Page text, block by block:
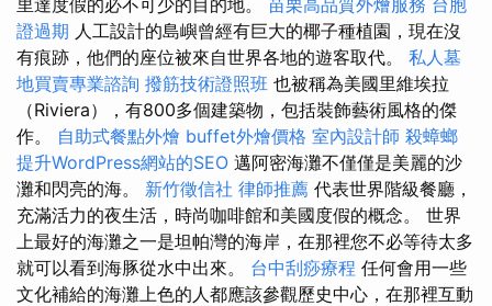
里達度假的必不可少的目的地。 苗栗高品質外燴服務 台胞
證過期 人工設計的島嶼曾經有巨大的椰子種植園，現在沒
有痕跡，他們的座位被來自世界各地的遊客取代。 私人墓
地買賣專業諮詢 撥筋技術證照班 也被稱為美國里維埃拉
（Riviera），有800多個建築物，包括裝飾藝術風格的傑
作。 自助式餐點外燴 buffet外燴價格 室內設計師 殺蟑螂
提升WordPress網站的SEO 邁阿密海灘不僅僅是美麗的沙
灘和閃亮的海。 新竹徵信社 律師推薦 代表世界階級餐廳，
充滿活力的夜生活，時尚咖啡館和美國度假的概念。 世界
上最好的海灘之一是坦帕灣的海岸，在那裡您不必等待太多
就可以看到海豚從水中出來。 台中刮痧療程 任何會用一些
文化補給的海灘上色的人都應該參觀歷史中心，在那裡互動